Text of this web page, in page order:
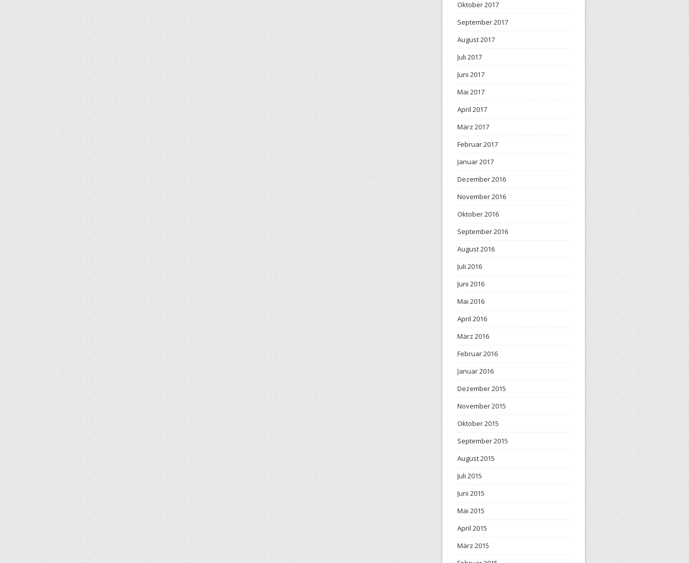
Oktober 2017
September 2017
August 2017
Juli 2017
Juni 2017
Mai 2017
April 2017
März 2017
Februar 2017
Januar 2017
Dezember 2016
November 2016
Oktober 2016
September 2016
August 2016
Juli 2016
Juni 2016
Mai 2016
April 2016
März 2016
Februar 2016
Januar 2016
Dezember 2015
November 2015
Oktober 2015
September 2015
August 2015
Juli 2015
Juni 2015
Mai 2015
April 2015
März 2015